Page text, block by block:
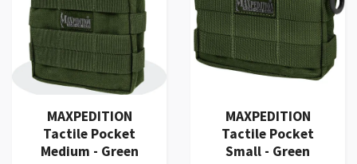
MAXPEDITION
Tactile Pocket
Medium - Green
MAXPEDITION
Tactile Pocket
Small - Green